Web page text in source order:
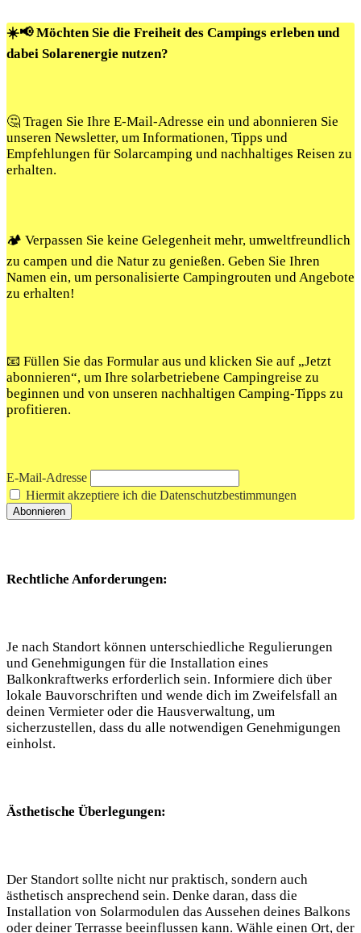
☀️📢 Möchten Sie die Freiheit des Campings erleben und
dabei Solarenergie nutzen?
🤔 Tragen Sie Ihre E-Mail-Adresse ein und abonnieren Sie
unseren Newsletter, um Informationen, Tipps und
Empfehlungen für Solarcamping und nachhaltiges Reisen zu
erhalten.
🏕️ Verpassen Sie keine Gelegenheit mehr, umweltfreundlich
zu campen und die Natur zu genießen. Geben Sie Ihren
Namen ein, um personalisierte Campingrouten und Angebote
zu erhalten!
📧 Füllen Sie das Formular aus und klicken Sie auf „Jetzt
abonnieren“, um Ihre solarbetriebene Campingreise zu
beginnen und von unseren nachhaltigen Camping-Tipps zu
profitieren.
E-Mail-Adresse
Hiermit akzeptiere ich die Datenschutzbestimmungen
Rechtliche Anforderungen:
Je ⁤nach Standort ‍können unterschiedliche Regulierungen
und⁣ Genehmigungen für ⁣die Installation ‌eines
Balkonkraftwerks erforderlich sein. ​Informiere ⁣dich über
⁣lokale Bauvorschriften und wende dich im Zweifelsfall an⁣
deinen⁤ Vermieter ​oder die Hausverwaltung, um
sicherzustellen, dass du alle notwendigen Genehmigungen
einholst.
Ästhetische Überlegungen:
Der Standort⁢ sollte nicht‌ nur praktisch, sondern auch
ästhetisch ansprechend ⁣sein. Denke daran,⁣ dass die
‍Installation von⁣ Solarmodulen das Aussehen deines⁤ Balkons
oder deiner Terrasse beeinflussen kann.⁤ Wähle einen Ort, der